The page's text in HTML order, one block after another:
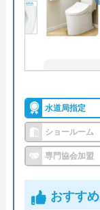
交換でき
運営会社
代表者
創業・設立
水道局指定
ショールーム
専門協会加盟
おすす